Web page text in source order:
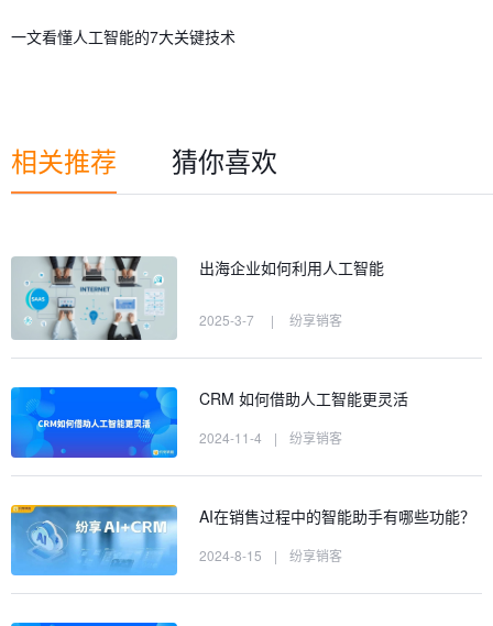
一文看懂人工智能的7大关键技术
相关推荐 猜你喜欢
出海企业如何利用人工智能
2025-3-7 | 纷享销客
CRM 如何借助人工智能更灵活
2024-11-4 | 纷享销客
AI在销售过程中的智能助手有哪些功能？
2024-8-15 | 纷享销客